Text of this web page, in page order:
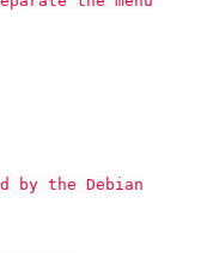
by the Debian